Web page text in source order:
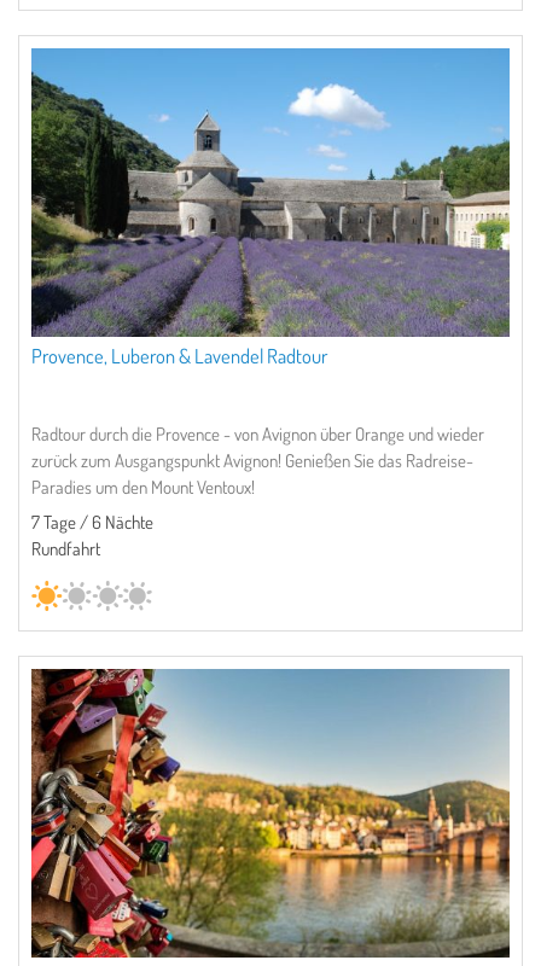
Provence, Luberon & Lavendel Radtour
Radtour durch die Provence - von Avignon über Orange und wieder
zurück zum Ausgangspunkt Avignon! Genießen Sie das Radreise-
Paradies um den Mount Ventoux!
7 Tage / 6 Nächte
Rundfahrt